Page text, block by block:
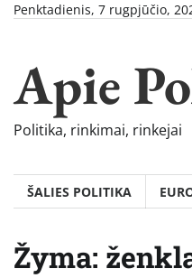
SkipPenktadienis, 7 rugpjūčio,
Apie
Politika, rinkimai, rinkejai
ŠALIES POLITIKA
Žyma: